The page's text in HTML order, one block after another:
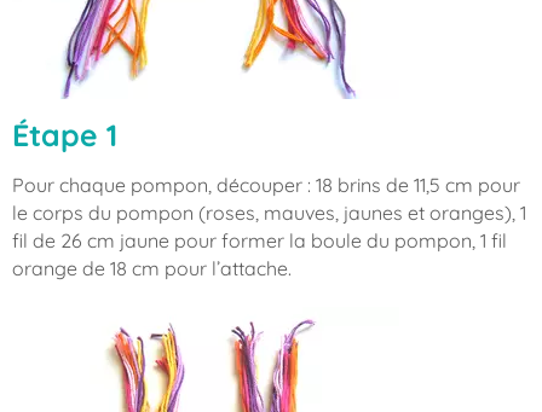
Étape 1
Pour chaque pompon, découper : 18 brins de 11,5 cm pour
le corps du pompon (roses, mauves, jaunes et oranges), 1
fil de 26 cm jaune pour former la boule du pompon, 1 fil
orange de 18 cm pour l’attache.